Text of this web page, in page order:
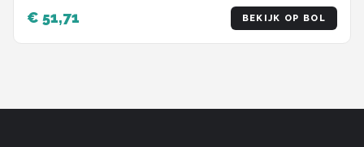
€ 51,71 BEKIJK OP BOL